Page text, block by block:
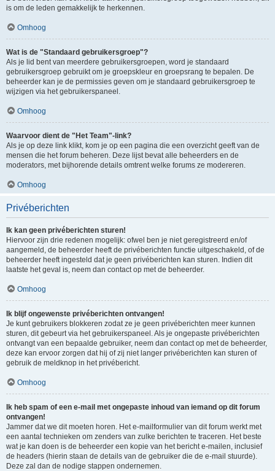
is om de leden gemakkelijk te herkennen.
Omhoog
Wat is de "Standaard gebruikersgroep"?
Als je lid bent van meerdere gebruikersgroepen, word je standaard
gebruikersgroep gebruikt om je groepskleur en groepsrang te bepalen. De
beheerder kan je de permissies geven om je standaard gebruikersgroep te
wijzigen via het gebruikerspaneel.
Omhoog
Waarvoor dient de "Het Team"-link?
Als je op deze link klikt, kom je op een pagina die een overzicht geeft van de
mensen die het forum beheren. Deze lijst bevat alle beheerders en de
moderators, met bijhorende details omtrent welke forums ze modereren.
Omhoog
Privéberichten
Ik kan geen privéberichten sturen!
Hiervoor zijn drie redenen mogelijk: ofwel ben je niet geregistreerd en/of
aangemeld, de beheerder heeft de privéberichten functie uitgeschakeld, of de
beheerder heeft ingesteld dat je geen privéberichten kan sturen. Indien dit
laatste het geval is, neem dan contact op met de beheerder.
Omhoog
Ik blijf ongewenste privéberichten ontvangen!
Je kunt gebruikers blokkeren zodat ze je geen privéberichten meer kunnen
sturen, dit gebeurt via het gebruikerspaneel. Als je ongepaste privéberichten
ontvangt van een bepaalde gebruiker, neem dan contact op met de beheerder,
deze kan ervoor zorgen dat hij of zij niet langer privéberichten kan sturen of
gebruik de meldknop in het privébericht.
Omhoog
Ik heb spam of een e-mail met ongepaste inhoud van iemand op dit forum
ontvangen!
Jammer dat we dit moeten horen. Het e-mailformulier van dit forum werkt met
een aantal technieken om zenders van zulke berichten te traceren. Het beste
wat je kan doen is de beheerder een kopie van het bericht e-mailen, inclusief
de headers (hierin staan de details van de gebruiker die de e-mail stuurde).
Deze zal dan de nodige stappen ondernemen.